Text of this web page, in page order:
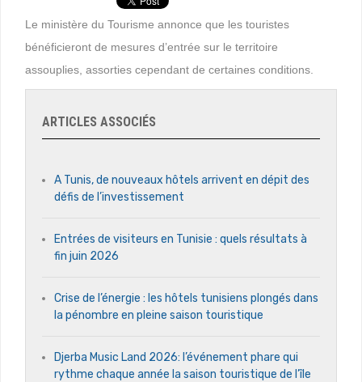
Le ministère du Tourisme annonce que les touristes
bénéficieront de mesures d’entrée sur le territoire
assouplies, assorties cependant de certaines conditions.
ARTICLES ASSOCIÉS
A Tunis, de nouveaux hôtels arrivent en dépit des
défis de l’investissement
Entrées de visiteurs en Tunisie : quels résultats à
fin juin 2026
Crise de l’énergie : les hôtels tunisiens plongés dans
la pénombre en pleine saison touristique
Djerba Music Land 2026: l’événement phare qui
rythme chaque année la saison touristique de l’île